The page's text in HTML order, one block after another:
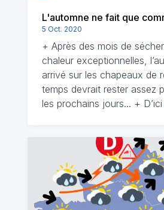
L'automne ne fait que
5 Oct. 2020
+ Après des mois de
chaleur exceptionnelles,
arrivé sur les chapeaux de
temps devrait rester assez
les prochains jours... +